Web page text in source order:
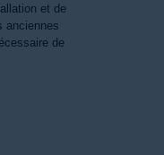
et de
anciennes
de